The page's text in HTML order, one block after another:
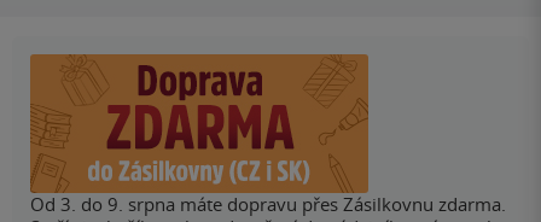
Od 3. do 9. srpna máte dopravu přes Zásilkovnu zdarma.